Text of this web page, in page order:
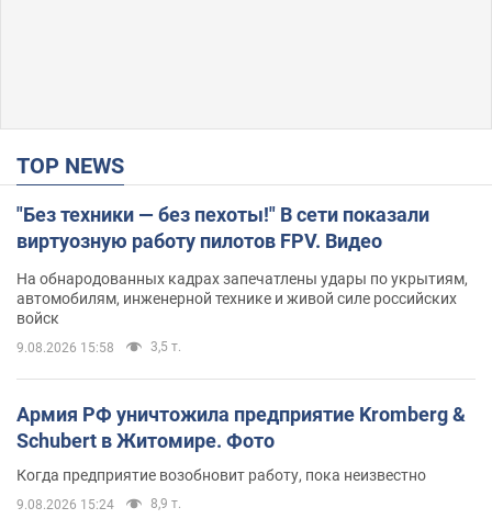
TOP NEWS
"Без техники — без пехоты!" В сети показали
виртуозную работу пилотов FPV. Видео
На обнародованных кадрах запечатлены удары по укрытиям,
автомобилям, инженерной технике и живой силе российских
войск
9.08.2026 15:58 3,5 т.
Армия РФ уничтожила предприятие Kromberg &
Schubert в Житомире. Фото
Когда предприятие возобновит работу, пока неизвестно
9.08.2026 15:24 8,9 т.